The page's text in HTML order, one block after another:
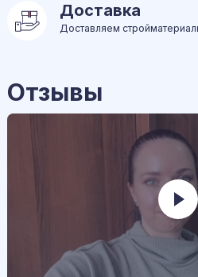
Доставка
Доставляем
Отзывы